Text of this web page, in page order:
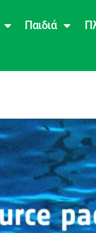
Παιδιά